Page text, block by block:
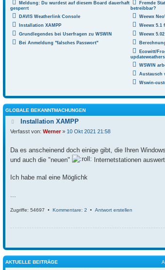
Meldung: Du wurdest auf diesem Board dauerhaft
gesperrt
DAVIS Weatherlink Console
Installation XAMPP
Grundlegendes bei Userfragen zu WSWIN
Bei Anmeldung "falsches Passwort"
Fremde
betreibbar?
Weewx
Weewx 5.1
Weewx
Ecowitt/
WSWIN
Austausch
Wswin-
GLOBALE BEKANNTMACHUNGEN
Installation XAMPP
Verfasst von: Werner» 10 Okt 2021 21:58
Da es anscheinend doch einige gibt, die Ihren
und auch die "neuen"
Internetstationen
Ich habe mal eine Möglichk
...
Zugriffe: 54697 • Kommentare: 2 • Antwort erstellen
AKTUELLE BEITRÄGE